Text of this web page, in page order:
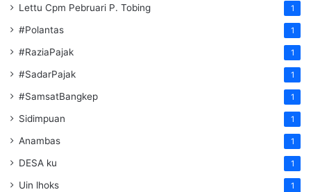
Lettu Cpm Pebruari P. Tobing 1
#Polantas 1
#RaziaPajak 1
#SadarPajak 1
#SamsatBangkep 1
Sidimpuan 1
Anambas 1
DESA ku 1
Uin lhoks 1